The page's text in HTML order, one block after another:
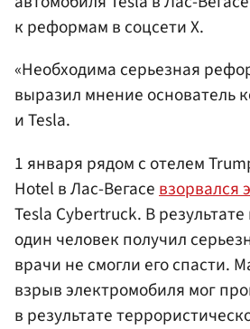
к реформам в соцсети X.
«Необходима серьезная
выразил мнение основатель
и Tesla.
1 января рядом с отелем
Hotel в Лас-Вегасе взорвался
Tesla Cybertruck. В
один человек получил
врачи не смогли его спасти.
взрыв электромобиля мог
в результате